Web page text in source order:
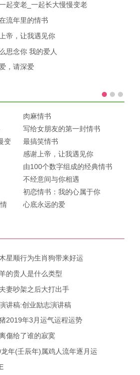
起变老_一起长大慢慢变老
流年里的情书
帝，让我遇见你
思念你 我的爱人
，请深爱
肉麻情书
写给女朋友的第一封情书
变
最搞笑情书
感谢上帝，让我遇见你
由100个数字组成的经典情书
不经意间与你相遇
初恋情书：我的心属于你
心底永远的爱
星顺行为生肖狗带来好运
的贵人是什么类型
妻吵架之后大打出手
讲稿:创业励志演讲稿
2019年3月运气运程运势
傷给了谁的寂寞
年(壬辰年)属鸡人流年逐月运